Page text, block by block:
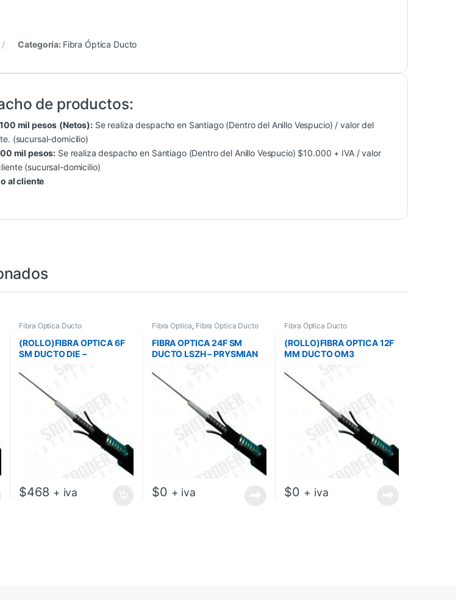
Categoría: Fibra Óptica Ducto
de productos:
100 mil pesos (Netos): Se realiza despacho en Santiago (Dentro del Anillo Vespucio) / valor del
(sucursal-domicilio)
mil pesos: Se realiza despacho en Santiago (Dentro del Anillo Vespucio) $10.000 + IVA / valor
(sucursal-domicilio)
al cliente
Fibra Óptica Ducto
(ROLLO)FIBRA OPTICA 6F
SM DUCTO DIE –
MAINTRONICS
$468 + iva
Fibra Óptica, Fibra Óptica Ducto
FIBRA OPTICA 24F SM
DUCTO LSZH – PRYSMIAN
$0 + iva
Fibra Óptica Ducto
(ROLLO)FIBRA OPTICA 12F
MM DUCTO OM3
MAINTRONICS
$0 + iva